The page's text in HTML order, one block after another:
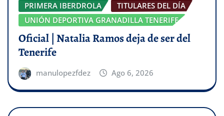
PRIMERA IBERDROLA
TITULARES DEL DÍA
UNIÓN DEPORTIVA GRANADILLA TENERIFE
Oficial | Natalia Ramos deja de ser del
Tenerife
manulopezfdez Ago 6, 2026